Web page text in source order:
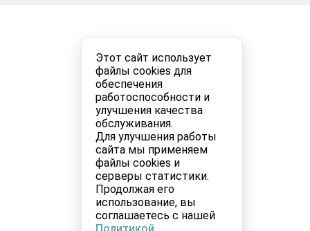
Этот сайт использует
файлы cookies для
обеспечения
работоспособности и
улучшения качества
обслуживания.
Для улучшения работы
сайта мы применяем
файлы cookies и
серверы статистики.
Продолжая его
использование, вы
соглашаетесь с нашей